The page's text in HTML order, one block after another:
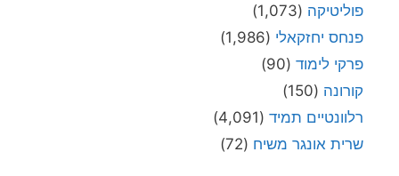
פוליטיקה (1,073)
פנחס יחזקאלי (1,986)
פרקי לימוד (90)
קורונה (150)
רלוונטיים תמיד (4,091)
שרית אונגר משיח (72)